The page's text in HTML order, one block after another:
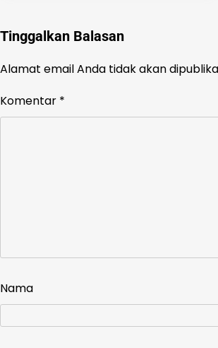
Tinggalkan Balasan
Alamat email Anda tidak akan
Komentar *
Nama